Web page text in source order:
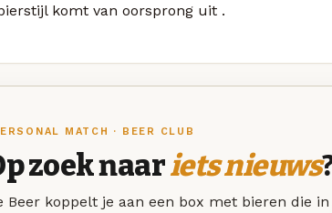
komt van oorsprong uit .
MATCH · BEER CLUB
zoek naariets nieuws
Beer koppelt je aan een box met bieren die in